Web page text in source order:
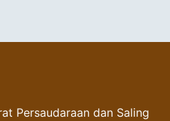
Persaudaraan dan Saling